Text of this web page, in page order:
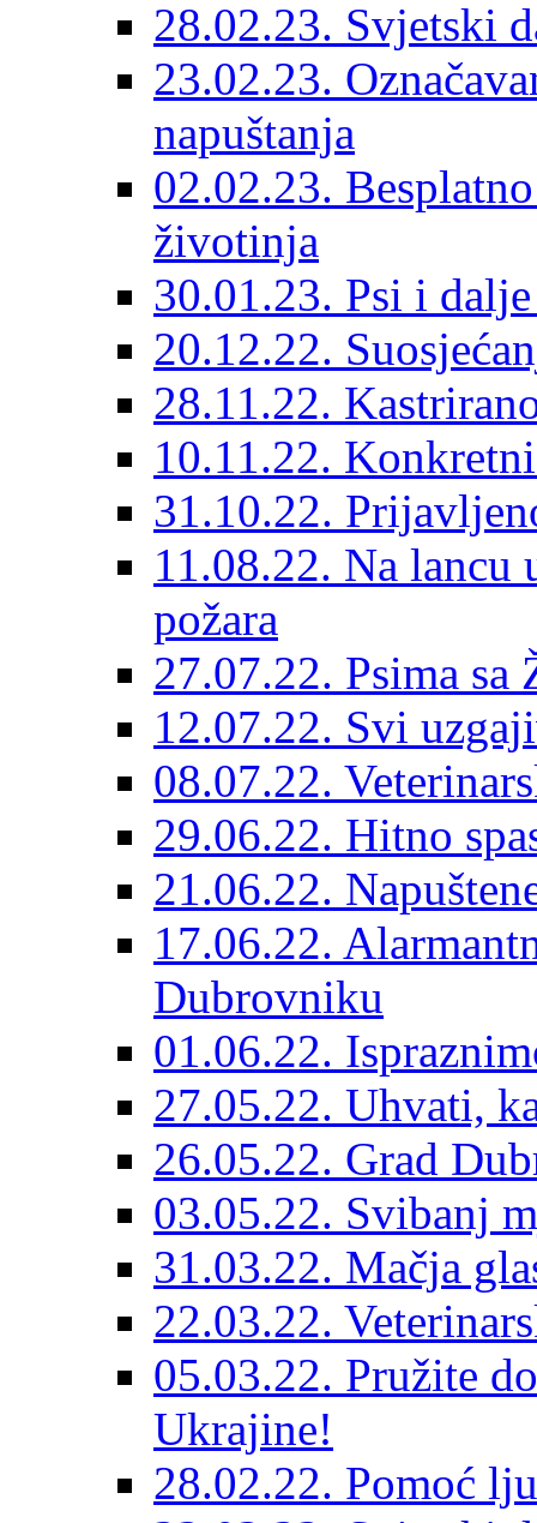
28.02.23. Svjetski
23.02.23.
napuštanja
02.02.23.
životinja
30.01.23. Psi i
20.12.22.
28.11.22.
10.11.22.
31.10.22.
11.08.22. Na
požara
27.07.22. Psima sa
12.07.22. Svi
08.07.22.
29.06.22. Hitno
21.06.22.
17.06.22.
Dubrovniku
01.06.22.
27.05.22. Uhvati,
26.05.22. Grad
03.05.22. Svibanj
31.03.22. Mačja
22.03.22.
05.03.22. Pružite
Ukrajine!
28.02.22. Pomoć